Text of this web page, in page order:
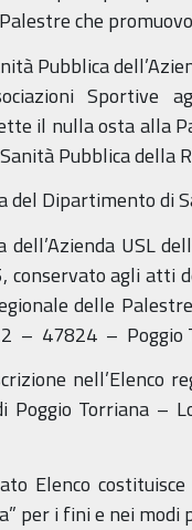
che
Pubblica
Sportive
il nulla osta alla
Pubblica della
del Dipartimento di
USL
agli atti
delle
– 47824 – Poggio
nell’Elenco
Torriana –
Elenco
per i fini e nei